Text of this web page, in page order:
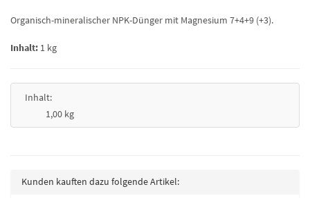
Organisch-mineralischer NPK-Dünger mit Magnesium 7+4+9 (+3).
Inhalt: 1 kg
Inhalt:
1,00 kg
Kunden kauften dazu folgende Artikel: